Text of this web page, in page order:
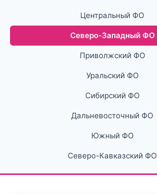
Центральный ФО
Северо-Западный ФО
Приволжский ФО
Уральский ФО
Сибирский ФО
Дальневосточный ФО
Южный ФО
Северо-Кавказский ФО